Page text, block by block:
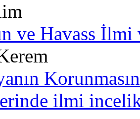
ve Havass İlmi
ilmi